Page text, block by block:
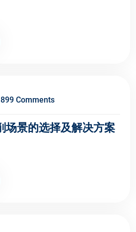
899 Comments
场景的选择及解决方案